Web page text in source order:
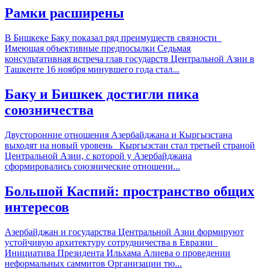
Рамки расширены
В Бишкеке Баку показал ряд преимуществ связности
Имеющая объективные предпосылки Седьмая
консультативная встреча глав государств Центральной Азии в
Ташкенте 16 ноября минувшего года стал...
Баку и Бишкек достигли пика
союзничества
Двусторонние отношения Азербайджана и Кыргызстана
выходят на новый уровень Кыргызстан стал третьей страной
Центральной Азии, с которой у Азербайджана
сформировались союзнические отношени...
Большой Каспий: пространство общих
интересов
Азербайджан и государства Центральной Азии формируют
устойчивую архитектуру сотрудничества в Евразии
Инициатива Президента Ильхама Алиева о проведении
неформальных саммитов Организации тю...